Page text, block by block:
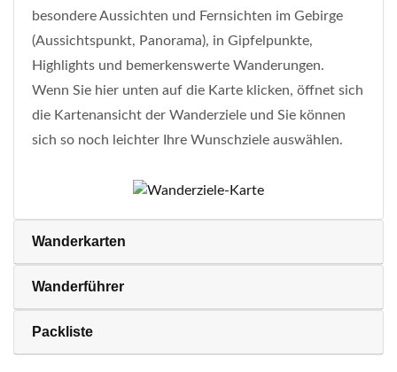
besondere Aussichten und Fernsichten im Gebirge
(Aussichtspunkt, Panorama), in Gipfelpunkte,
Highlights und bemerkenswerte Wanderungen.
Wenn Sie hier unten auf die Karte klicken, öffnet sich
die Kartenansicht der Wanderziele und Sie können
sich so noch leichter Ihre Wunschziele auswählen.
Wanderkarten
Wanderführer
Packliste